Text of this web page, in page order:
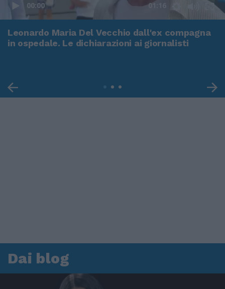
00:00 01:16
Leonardo Maria Del Vecchio dall'ex compagna
in ospedale. Le dichiarazioni ai giornalisti
Dai blog